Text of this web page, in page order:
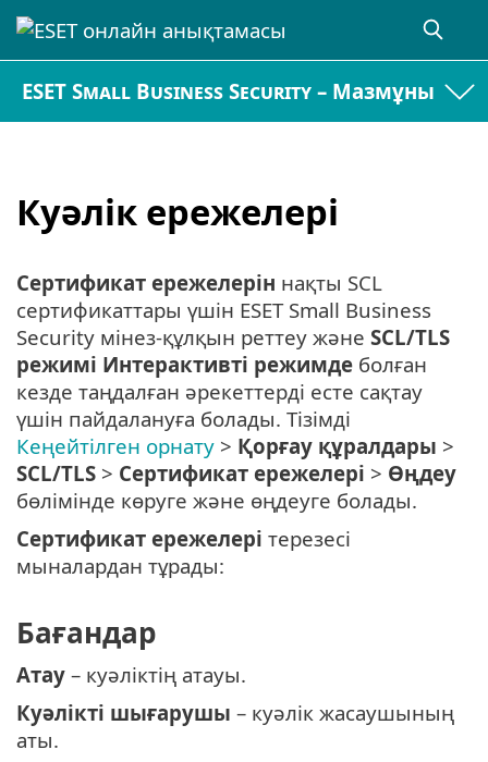
ESET Small Business Security – Мазмұны
Куәлік ережелері
Сертификат ережелерін нақты SCL
сертификаттары үшін ESET Small Business
Security мінез-құлқын реттеу және SCL/TLS
режимі Интерактивті режимде болған
кезде таңдалған әрекеттерді есте сақтау
үшін пайдалануға болады. Тізімді
Кеңейтілген орнату > Қорғау құралдары >
SCL/TLS > Сертификат ережелері > Өңдеу
бөлімінде көруге және өңдеуге болады.
Сертификат ережелері терезесі
мыналардан тұрады:
Бағандар
Атау – куәліктің атауы.
Куәлікті шығарушы – куәлік жасаушының
аты.